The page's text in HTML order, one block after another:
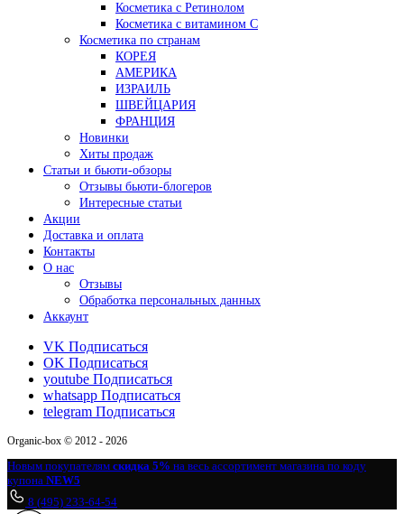
Косметика с Ретинолом
Косметика с витамином С
Косметика по странам
КОРЕЯ
АМЕРИКА
ИЗРАИЛЬ
ШВЕЙЦАРИЯ
ФРАНЦИЯ
Новинки
Хиты продаж
Статьи и бьюти-обзоры
Отзывы бьюти-блогеров
Интересные статьи
Акции
Доставка и оплата
Контакты
О нас
Отзывы
Обработка персональных данных
Аккаунт
VK Подписаться
OK Подписаться
youtube Подписаться
whatsapp Подписаться
telegram Подписаться
Organic-box © 2012 - 2026
Новым покупателям скидка 5% на весь ассортимент магазина по коду
купона NEW5
8 (495) 233-64-54